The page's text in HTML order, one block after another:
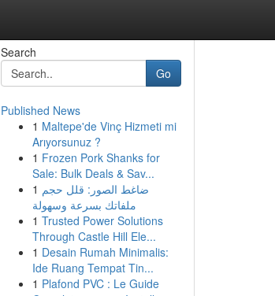
Search
Go
Published News
1 Maltepe'de Vinç Hizmeti mi
Arıyorsunuz ?
1 Frozen Pork Shanks for
Sale: Bulk Deals & Sav...
1 ضاغط الصور: قلل حجم
ملفاتك بسرعة وسهولة
1 Trusted Power Solutions
Through Castle Hill Ele...
1 Desain Rumah Minimalis:
Ide Ruang Tempat Tin...
1 Plafond PVC : Le Guide